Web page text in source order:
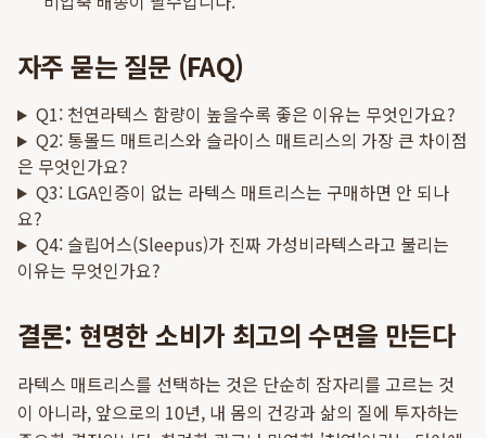
자주 묻는 질문 (FAQ)
Q1: 천연라텍스 함량이 높을수록 좋은 이유는 무엇인가요?
Q2: 통몰드 매트리스와 슬라이스 매트리스의 가장 큰 차이점
은 무엇인가요?
Q3: LGA인증이 없는 라텍스 매트리스는 구매하면 안 되나
요?
Q4: 슬립어스(Sleepus)가 진짜 가성비라텍스라고 불리는
이유는 무엇인가요?
결론: 현명한 소비가 최고의 수면을 만든다
라텍스 매트리스를 선택하는 것은 단순히 잠자리를 고르는 것
이 아니라, 앞으로의 10년, 내 몸의 건강과 삶의 질에 투자하는